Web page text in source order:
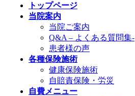
トップページ
当院案内
当院ご案内
Q&A – よくある質問集-
患者様の声
各種保険施術
健康保険施術
自賠責保険・労災
自費メニュー